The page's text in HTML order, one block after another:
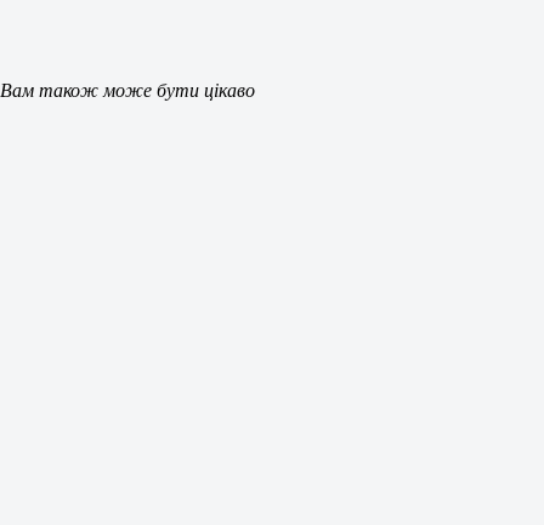
Вам також може бути цікаво